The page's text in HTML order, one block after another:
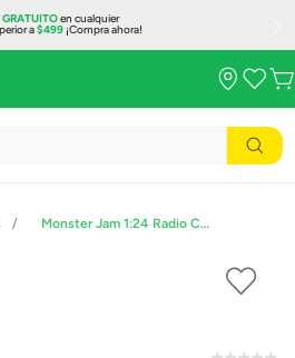
GRATUITOen cualquier
a$499¡Compra ahora!
Monster Jam 1:24 Radio Control El Toro Loco